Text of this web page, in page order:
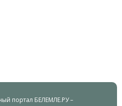
портал БЕЛЕМЛЕ.РУ –